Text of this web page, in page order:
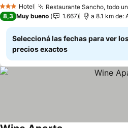
3 Estrellas
Hotel Restaurante Sancho, todo
8,3 Muy bueno 1.667 a 8.1 km de:
Seleccioná las fechas para ver
precios exactos